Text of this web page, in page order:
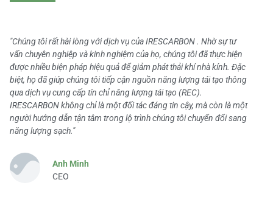
"Chúng tôi rất hài lòng với dịch vụ của IRESCARBON . Nhờ sự tư
vấn chuyên nghiệp và kinh nghiệm của họ, chúng tôi đã thực hiện
được nhiều biện pháp hiệu quả để giảm phát thải khí nhà kính. Đặc
biệt, họ đã giúp chúng tôi tiếp cận nguồn năng lượng tái tạo thông
qua dịch vụ cung cấp tín chỉ năng lượng tái tạo (REC).
IRESCARBON không chỉ là một đối tác đáng tin cậy, mà còn là một
người hướng dẫn tận tâm trong lộ trình chúng tôi chuyển đổi sang
năng lượng sạch."
Anh Minh
CEO